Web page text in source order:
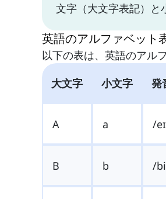
文字（大文字表記）と
英語のアルファベット
以下の表は、英語のアル
大文字
小文字 発
A a /
B b /